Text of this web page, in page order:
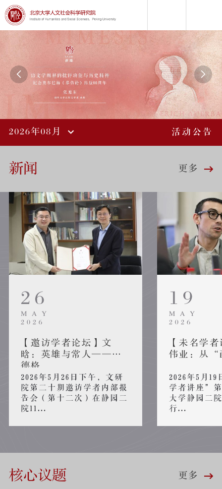
 
活动公告
2026年08月
更多
新闻
26
MAY
2026
【邀访学者论坛】文
晗：英雄与常人——海
德格...
2026年5月26日下午，文研
院第二十期邀访学者内部报
告会（第十二次）在静园二
院11...
19
MAY
2026
【未名学
伟业：从
2026年5月
学者讲座”
大学静园二
行...
更多
核心议题